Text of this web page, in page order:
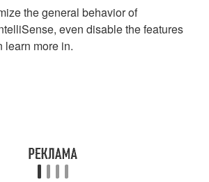
the general behavior of
even disable the features
learn more in.